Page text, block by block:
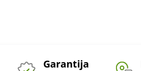
Garantija